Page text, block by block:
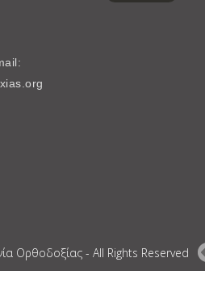
Ορθοδοξίας - All Rights Reserved